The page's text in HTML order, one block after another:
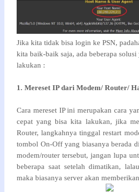
Jika kita tidak bisa login ke PSN,
kita baik-baik saja, ada beberapa solusi
lakukan :
1. Mereset IP dari Modem/ Router/
Cara mereset IP ini merupakan cara
cepat yang bisa kita lakukan, jika
Router, langkahnya tinggal restart
tombol On-Off yang biasanya berada
modem/router tersebut, jangan lupa
beberapa saat setelah dimatikan,
maka biasanya server akan